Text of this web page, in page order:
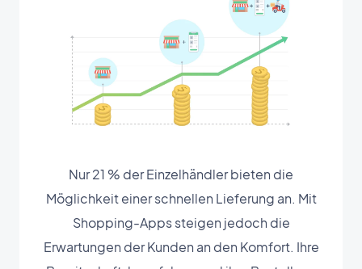
Nur 21 % der Einzelhändler bieten die
Möglichkeit einer schnellen Lieferung an. Mit
Shopping-Apps steigen jedoch die
Erwartungen der Kunden an den Komfort. Ihre